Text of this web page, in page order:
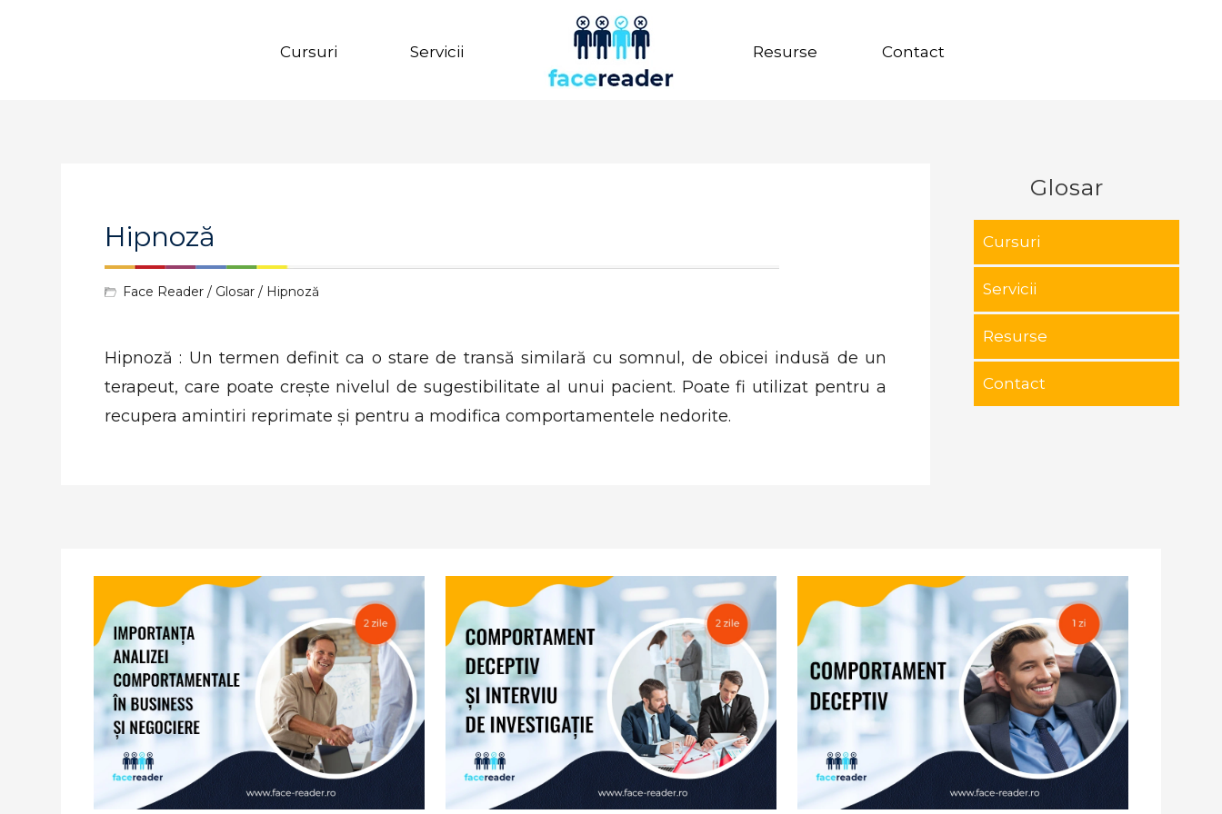
Cursuri Servicii Resurse Contact
Hipnoză
Face Reader/ Glosar/ Hipnoză
Hipnoză : Un termen definit ca o stare de transă similară cu somnul, de obicei indusă de un
terapeut, care poate crește nivelul de sugestibilitate al unui pacient. Poate fi utilizat pentru a
recupera amintiri reprimate și pentru a modifica comportamentele nedorite.
Glosar
Cursuri
Servicii
Resurse
Contact